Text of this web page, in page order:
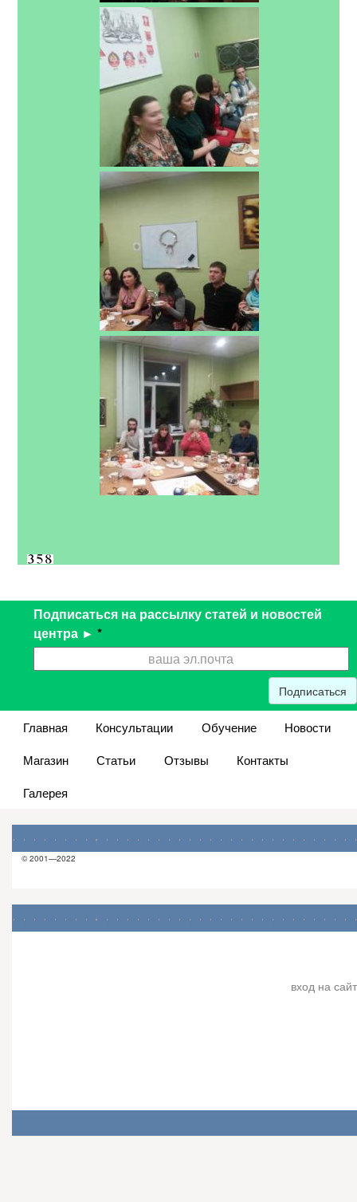
Подписаться на рассылку статей и новостей
центра ► *
Подписаться
Главная Консультации Обучение
Новости
Магазин
Статьи Отзывы
Контакты
Галерея
© 2001—2022
вход на сайт